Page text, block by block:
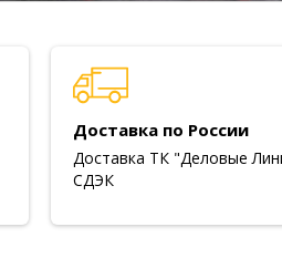
Доставка по России
Доставка ТК "Деловые
СДЭК